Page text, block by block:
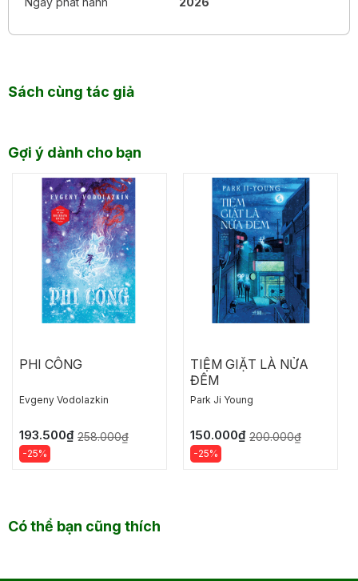
Sách cùng tác giả
Gợi ý dành cho bạn
PHI CÔNG
Evgeny Vodolazkin
193.500₫ 258.000₫
-25%
TIỆM GIẶT LÀ NỬA
ĐÊM
Park Ji Young
150.000₫ 200.000₫
-25%
Có thể bạn cũng thích